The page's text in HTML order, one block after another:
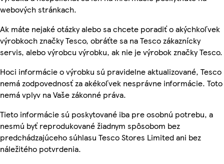
webových stránkach.
Ak máte nejaké otázky alebo sa chcete poradiť o akýchkoľvek
výrobkoch značky Tesco, obráťte sa na Tesco zákaznícky
servis, alebo výrobcu výrobku, ak nie je výrobok značky Tesco.
Hoci informácie o výrobku sú pravidelne aktualizované, Tesco
nemá zodpovednosť za akékoľvek nesprávne informácie. Toto
nemá vplyv na Vaše zákonné práva.
Tieto informácie sú poskytované iba pre osobnú potrebu, a
nesmú byť reprodukované žiadnym spôsobom bez
predchádzajúceho súhlasu Tesco Stores Limited ani bez
náležitého potvrdenia.